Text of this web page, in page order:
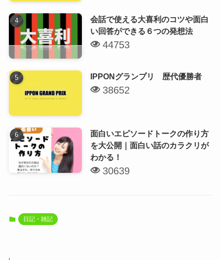
会話で使える大喜利のコツや面白
い回答ができる６つの発想法
44753
IPPONグランプリ 歴代優勝者
38652
面白いエピソードトークの作り方
を大公開｜面白い話のカラクリが
わかる！
30639
日記・雑記